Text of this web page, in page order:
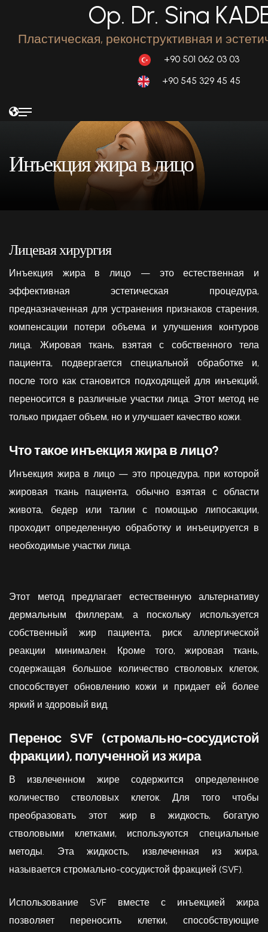
Op. Dr. Sina
Пластическая, реконструктивная и
+90 501 062 03 03
+90 545 329 45 45
Инъекция жира в лицо
Лицевая хирургия
Инъекция жира в лицо — это естественная и
эффективная эстетическая процедура,
предназначенная для устранения признаков старения,
компенсации потери объема и улучшения контуров
лица. Жировая ткань, взятая с собственного тела
пациента, подвергается специальной обработке и,
после того как становится подходящей для инъекций,
переносится в различные участки лица. Этот метод не
только придает объем, но и улучшает качество кожи.
Что такое инъекция жира в лицо?
Инъекция жира в лицо — это процедура, при которой
жировая ткань пациента, обычно взятая с области
живота, бедер или талии с помощью липосакции,
проходит определенную обработку и инъецируется в
необходимые участки лица.
Этот метод предлагает естественную альтернативу
дермальным филлерам, а поскольку используется
собственный жир пациента, риск аллергической
реакции минимален. Кроме того, жировая ткань,
содержащая большое количество стволовых клеток,
способствует обновлению кожи и придает ей более
яркий и здоровый вид.
Перенос SVF (стромально-сосудистой
фракции), полученной из жира
В извлеченном жире содержится определенное
количество стволовых клеток. Для того чтобы
преобразовать этот жир в жидкость, богатую
стволовыми клетками, используются специальные
методы. Эта жидкость, извлеченная из жира,
называется стромально-сосудистой фракцией (SVF).
Использование SVF вместе с инъекцией жира
позволяет переносить клетки, способствующие